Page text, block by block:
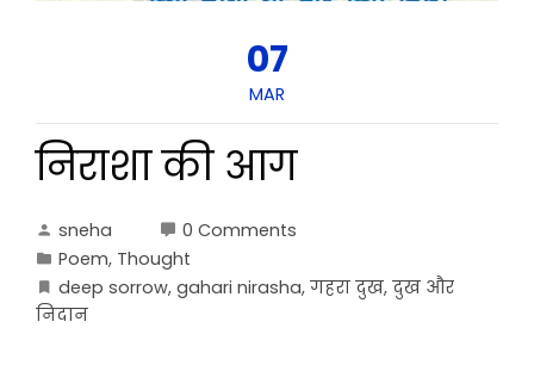
07
MAR
निराशा की आग
sneha
0 Comments
Poem, Thought
deep sorrow, gahari nirasha, गहरा दुख, दुख और
निदान